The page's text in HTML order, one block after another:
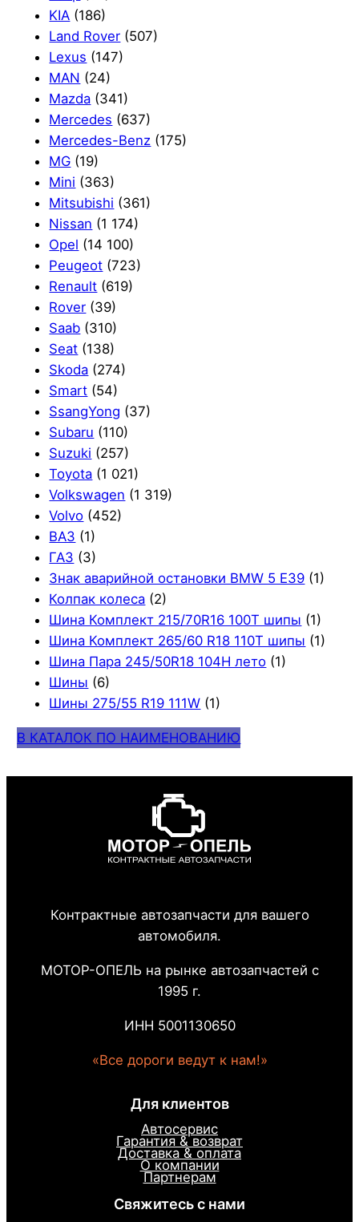
KIA (186)
Land Rover (507)
Lexus (147)
MAN (24)
Mazda (341)
Mercedes (637)
Mercedes-Benz (175)
MG (19)
Mini (363)
Mitsubishi (361)
Nissan (1 174)
Opel (14 100)
Peugeot (723)
Renault (619)
Rover (39)
Saab (310)
Seat (138)
Skoda (274)
Smart (54)
SsangYong (37)
Subaru (110)
Suzuki (257)
Toyota (1 021)
Volkswagen (1 319)
Volvo (452)
ВАЗ (1)
ГАЗ (3)
Знак аварийной остановки BMW 5 E39 (1)
Колпак колеса (2)
Шина Комплект 215/70R16 100T шипы (1)
Шина Комплект 265/60 R18 110T шипы (1)
Шина Пара 245/50R18 104H лето (1)
Шины (6)
Шины 275/55 R19 111W (1)
В КАТАЛОК ПО НАИМЕНОВАНИЮ
Контрактные автозапчасти для вашего
автомобиля.
МОТОР-ОПЕЛЬ на рынке автозапчастей с
1995 г.
ИНН 5001130650
«Все дороги ведут к нам!»
Для клиентов
Автосервис
Гарантия & возврат
Доставка & оплата
О компании
Партнерам
Свяжитесь с нами